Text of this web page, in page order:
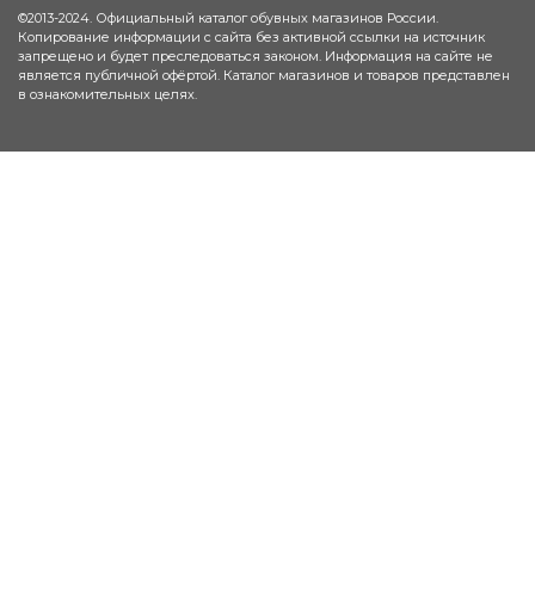
©2013-2024. Официальный каталог обувных магазинов России.
Копирование информации с сайта без активной ссылки на источник
запрещено и будет преследоваться законом. Информация на сайте не
является публичной офёртой. Каталог магазинов и товаров представлен
в ознакомительных целях.